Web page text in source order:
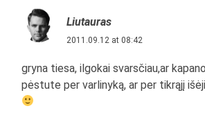
Liutauras
2011.09.12 at 08:42
gryna tiesa, ilgokai svarsčiau,ar
pėstute per varlinyką, ar per tikrąjį